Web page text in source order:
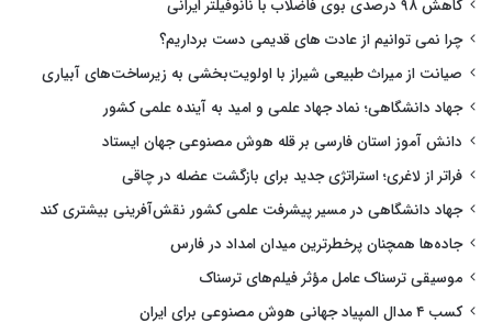
کاهش ۹۸ درصدی بوی فاضلاب با نانوفیلتر ایرانی
چرا نمی توانیم از عادت های قدیمی دست برداریم؟
صیانت از میراث طبیعی شیراز با اولویت‌بخشی به زیرساخت‌های آبیاری
جهاد دانشگاهی؛ نماد جهاد علمی و امید به آینده علمی کشور
دانش آموز استان فارسی بر قله هوش مصنوعی جهان ایستاد
فراتر از لاغری؛ استراتژی جدید برای بازگشت عضله در چاقی
جهاد دانشگاهی در مسیر پیشرفت علمی کشور نقش‌آفرینی بیشتری کند
جاده‌ها همچنان پرخطرترین میدان امداد در فارس
موسیقی ترسناک عامل مؤثر فیلم‌های ترسناک
کسب ۴ مدال المپیاد جهانی هوش مصنوعی برای ایران